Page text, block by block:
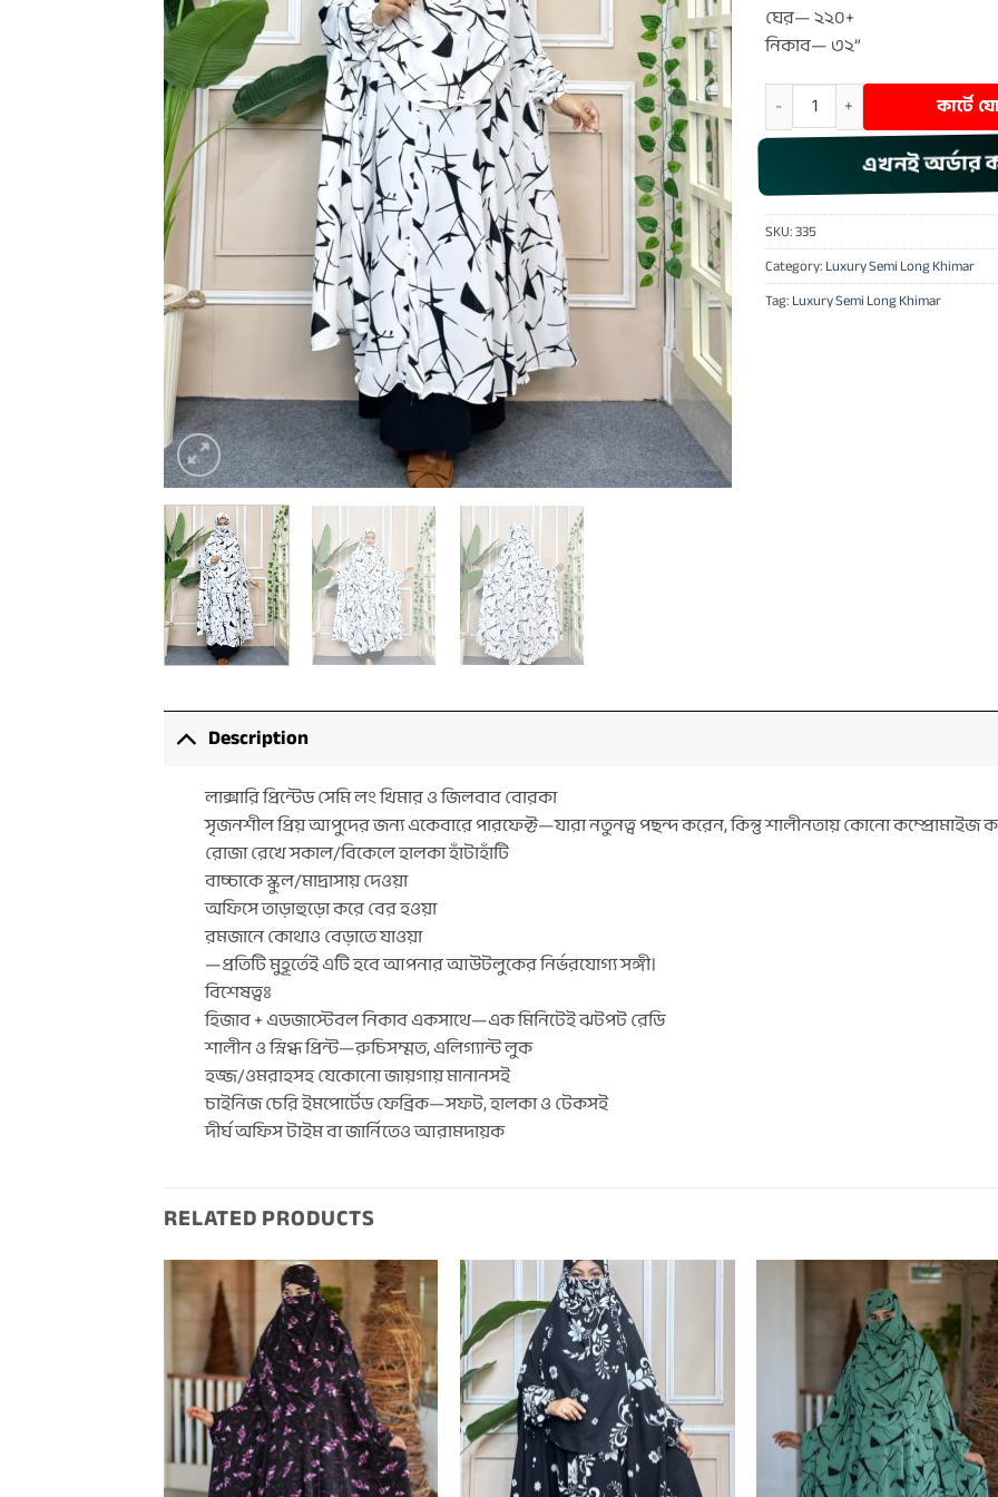
ঘের— ২২০+
নিকাব— ৩২”
Luxury Semi Long Khimar – 335
কার্টে
এখনই অর্ডার
SKU:335
Category:Luxury Semi Long Khimar
Tag:Luxury Semi Long Khimar
Description
লাক্সারি প্রিন্টেড সেমি লং খিমার ও জিলবাব বোরকা
সৃজনশীল প্রিয় আপুদের জন্য একেবারে পারফেক্ট—যারা নতুনত্ব পছন্দ করেন, কিন্তু শালীনতায় কোনো কম্প্রোমাইজ
রোজা রেখে সকাল/বিকেলে হালকা হাঁটাহাঁটি
বাচ্চাকে স্কুল/মাদ্রাসায় দেওয়া
অফিসে তাড়াহুড়ো করে বের হওয়া
রমজানে কোথাও বেড়াতে যাওয়া
—প্রতিটি মুহূর্তেই এটি হবে আপনার আউটলুকের নির্ভরযোগ্য সঙ্গী।
বিশেষত্বঃ
হিজাব + এডজাস্টেবল নিকাব একসাথে—এক মিনিটেই ঝটপট রেডি
শালীন ও স্নিগ্ধ প্রিন্ট—রুচিসম্মত, এলিগ্যান্ট লুক
হজ্জ/ওমরাহসহ যেকোনো জায়গায় মানানসই
চাইনিজ চেরি ইমপোর্টেড ফেব্রিক—সফট, হালকা ও টেকসই
দীর্ঘ অফিস টাইম বা জার্নিতেও আরামদায়ক
RELATED PRODUCTS